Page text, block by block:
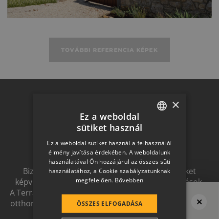
TOVÁBBI REFERENCIA KÉPEK
Megvan a tető?
Otthon a
jövőben
Biztonságot nyújtó, és magas esztétikai értéket
képviselő, egymással szinergiát alkotó megoldások.
A Terrán ernyőmárkának köszönhetően a harmonikus
otthon átfogó, egymásra épülő rendszerelemek révén
ölthet formát.
HUNGARIAN
SLOVAK
GERMAN
ROMANIAN
CROATIAN
×
Ez a weboldal
sütiket használ
Ez a weboldal sütiket használ a felhasználói
élmény javítása érdekében. A weboldalunk
használatával Ön hozzájárul az összes süti
használatához, a Cookie szabályzatunknak
megfelelően. Bővebben
ÖSSZES ELFOGADÁSA